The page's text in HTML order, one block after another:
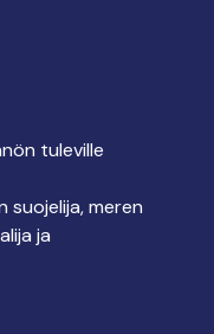
tuleville
suojelija, meren
ja